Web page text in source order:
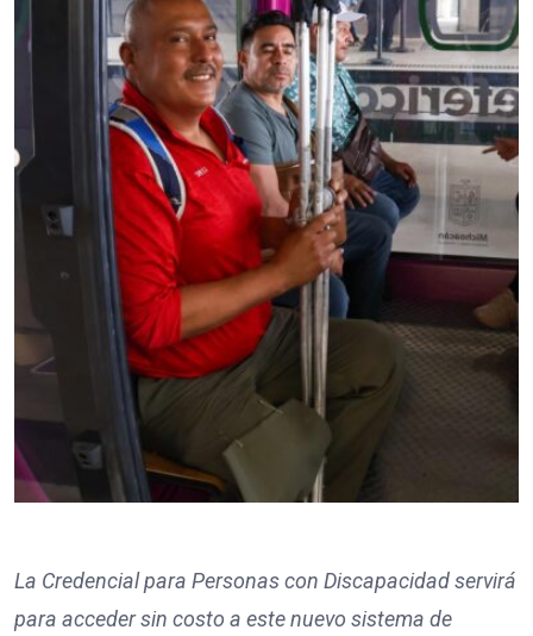
La Credencial para Personas con Discapacidad servirá
para acceder sin costo a este nuevo sistema de